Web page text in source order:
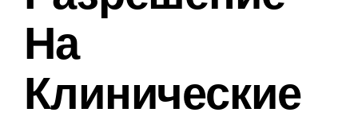
На
Клинические